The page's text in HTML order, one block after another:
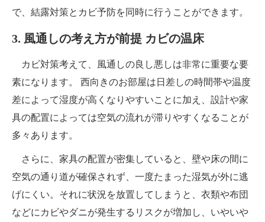
で、結露対策とカビ予防を同時に行うことができます。
3. 風通しの考え方が前提 カビの温床
カビ対策考えて、風通しの良し悪しは非常に重要な要
素になります。 西向きのお部屋は日差しの時間帯や温度
差によって湿度が高くなりやすいことに加え、設計や家
具の配置によっては空気の流れが滞りやすくなることが
多々あります。
さらに、家具の配置が密集していると、壁や床の間に
空気の通り道が確保されず、一度たまった湿気が外に逃
げにくい。それに状況を放置してしまうと、衣類や布団
などにカビやダニが発生するリスクが増加し、いやいや